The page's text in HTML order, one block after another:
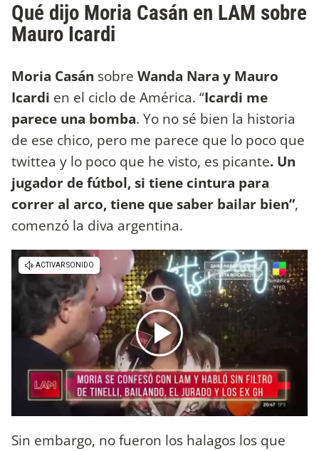
Qué dijo Moria Casán en LAM sobre
Mauro Icardi
Moria Casán sobre Wanda Nara y Mauro
Icardi en el ciclo de América. “Icardi me
parece una bomba. Yo no sé bien la historia
de ese chico, pero me parece que lo poco que
twittea y lo poco que he visto, es picante. Un
jugador de fútbol, si tiene cintura para
correr al arco, tiene que saber bailar bien”,
comenzó la diva argentina.
Sin embargo, no fueron los halagos los que